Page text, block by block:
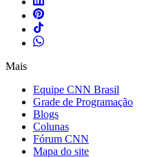
Mais
Equipe CNN Brasil
Grade de Programação
Blogs
Colunas
Fórum CNN
Mapa do site